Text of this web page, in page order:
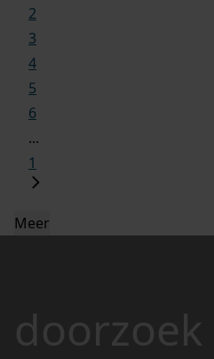
2
3
4
5
6
...
1
Meer
doorzoek